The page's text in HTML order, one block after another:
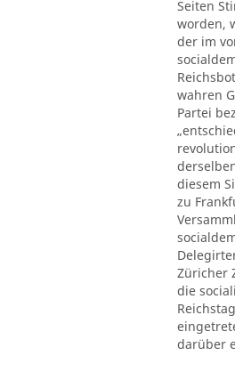
Seiten
worden,
der im
wahren
Partei
diesem
zu
Züricher
die
darüber